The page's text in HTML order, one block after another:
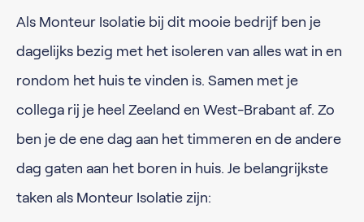
Als Monteur Isolatie bij dit mooie bedrijf ben je
dagelijks bezig met het isoleren van alles wat in en
rondom het huis te vinden is. Samen met je
collega rij je heel Zeeland en West-Brabant af. Zo
ben je de ene dag aan het timmeren en de andere
dag gaten aan het boren in huis. Je belangrijkste
taken als Monteur Isolatie zijn: